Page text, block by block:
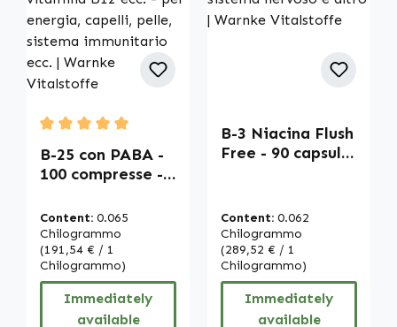
Average rating of 5 out of 5 stars
B-25 con PABA -
100 compresse -
deglutire - con
biotina, vitamina
B12 ecc. - per
energia, capelli,
pelle, sistema
immunitario ecc.
Content: 0.065
Chilogrammo
(191,54 € / 1
Chilogrammo)
Immediately
available
B-3 Niacina Flush
Free - 90 capsule
pelle, sistema
nervoso e altro |
Warnke
Vitalstoffe
Content: 0.062
Chilogrammo
(289,52 € / 1
Chilogrammo)
Immediately
available